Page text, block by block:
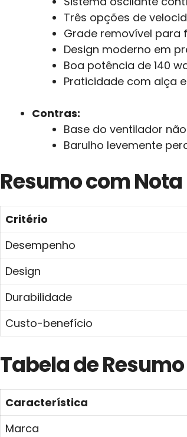
Três opções de
Grade removível para
Design moderno em
Boa potência de 140
Praticidade com alça
Contras:
Base do ventilador
Barulho levemente
Resumo com Nota
Critério
Desempenho
Design
Durabilidade
Custo-benefício
Tabela de
Característica
Marca